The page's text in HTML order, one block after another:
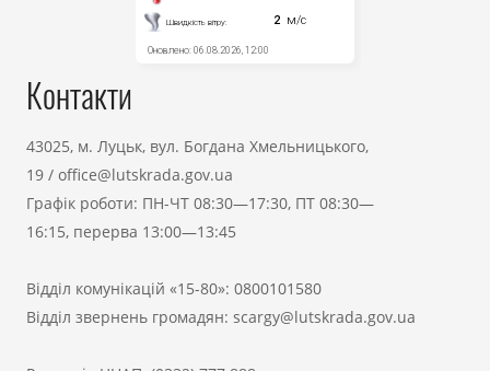
Контакти
43025, м. Луцьк, вул. Богдана Хмельницького,
19 / office@lutskrada.gov.ua
Графік роботи: ПН-ЧТ 08:30—17:30, ПТ 08:30—
16:15, перерва 13:00—13:45
Відділ комунікацій «15-80»: 0800101580
Відділ звернень громадян: scargy@lutskrada.gov.ua